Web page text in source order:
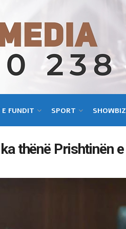
FUNDIT SPORT SHOWBIZ
thënë Prishtinën e